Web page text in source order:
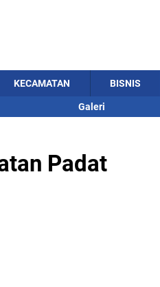
KECAMATAN BISNIS
Galeri
Padat